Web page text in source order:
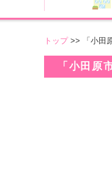
トップ >> 「小田
「小田原